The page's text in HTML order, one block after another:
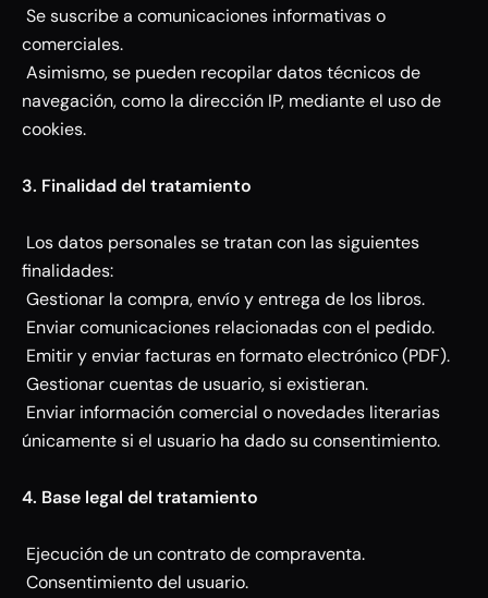
Se suscribe a comunicaciones informativas o
comerciales.
Asimismo, se pueden recopilar datos técnicos de
navegación, como la dirección IP, mediante el uso de
cookies.
3. Finalidad del tratamiento
Los datos personales se tratan con las siguientes
finalidades:
Gestionar la compra, envío y entrega de los libros.
Enviar comunicaciones relacionadas con el pedido.
Emitir y enviar facturas en formato electrónico (PDF).
Gestionar cuentas de usuario, si existieran.
Enviar información comercial o novedades literarias
únicamente si el usuario ha dado su consentimiento.
4. Base legal del tratamiento
Ejecución de un contrato de compraventa.
Consentimiento del usuario.